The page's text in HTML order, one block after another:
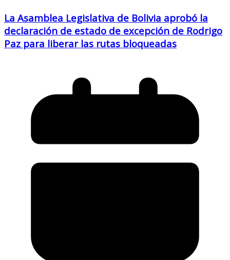
La Asamblea Legislativa de Bolivia aprobó la
declaración de estado de excepción de Rodrigo
Paz para liberar las rutas bloqueadas